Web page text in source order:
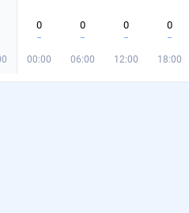
0
00:00
0
06:00
0
12:00
0
18:00